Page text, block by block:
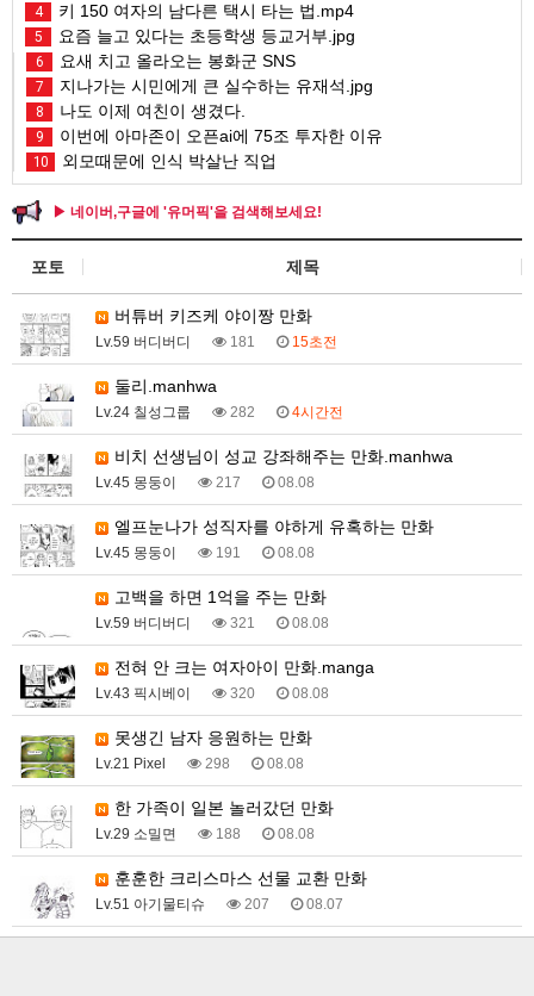
4 키 150 여자의 남다른 택시 타는 법.mp4
5 요즘 늘고 있다는 초등학생 등교거부.jpg
6 요새 치고 올라오는 봉화군 SNS
7 지나가는 시민에게 큰 실수하는 유재석.jpg
8 나도 이제 여친이 생겼다.
9 이번에 아마존이 오픈ai에 75조 투자한 이유
10 외모때문에 인식 박살난 직업
▶ 네이버,구글에 '유머픽'을 검색해보세요!
포토 제목
버튜버 키즈케 야이짱 만화
Lv.59 버디버디 181 15초전
둘리.manhwa
Lv.24 칠성그룹 282 4시간전
비치 선생님이 성교 강좌해주는 만화.manhwa
Lv.45 몽둥이 217 08.08
엘프눈나가 성직자를 야하게 유혹하는 만화
Lv.45 몽둥이 191 08.08
고백을 하면 1억을 주는 만화
Lv.59 버디버디 321 08.08
전혀 안 크는 여자아이 만화.manga
Lv.43 픽시베이 320 08.08
못생긴 남자 응원하는 만화
Lv.21 Pixel 298 08.08
한 가족이 일본 놀러갔던 만화
Lv.29 소밀면 188 08.08
훈훈한 크리스마스 선물 교환 만화
Lv.51 아기물티슈 207 08.07